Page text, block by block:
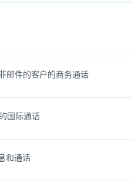
邮件的客户的商务通话
国际通话
和通话